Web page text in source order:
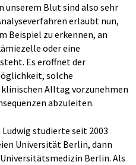
unserem Blut sind also sehr
erlaubt nun,
Beispiel zu erkennen, an
oder eine
Es eröffnet der
solche
Alltag vorzunehmen
abzuleiten.
Ludwig studierte seit 2003
Universität Berlin, dann
Berlin. Als